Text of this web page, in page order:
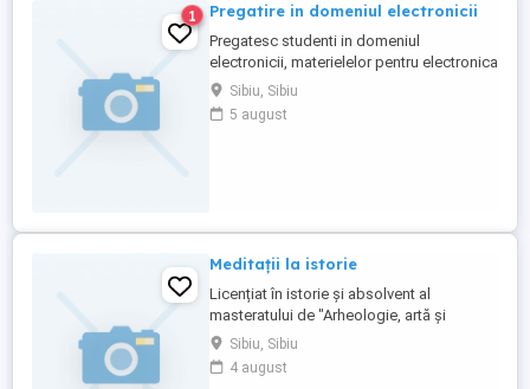
1 Pregatire in domeniul electronicii
Pregatesc studenti in domeniul
electronicii, materielelor pentru electronica
si alte discipline conexe
Sibiu, Sibiu
5 august
Meditații la istorie
Licențiat în istorie și absolvent al
masteratului de "Arheologie, artă și
civilizație antică", ofer meditații la istorie
pentru bacalaureat și admiterea la
Academia de Poliție. Folosesc metode noi
Sibiu, Sibiu
4 august